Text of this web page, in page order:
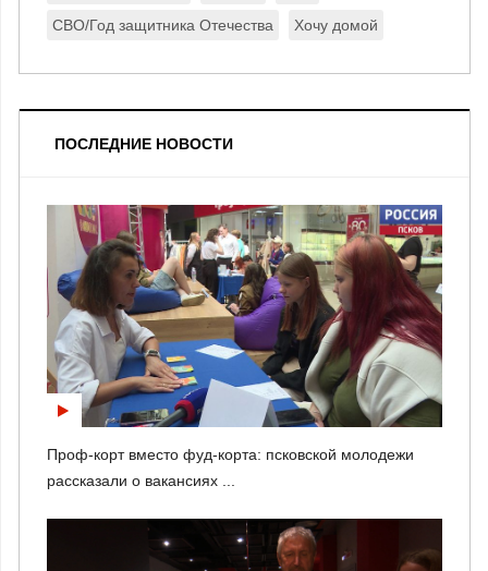
СВО/Год защитника Отечества Хочу домой
ПОСЛЕДНИЕ НОВОСТИ
Проф-корт вместо фуд-корта: псковской молодежи
рассказали о вакансиях ...